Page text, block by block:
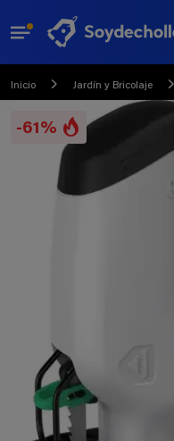
Inicio Jardín y Bricolaje
-61%